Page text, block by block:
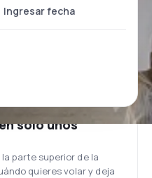
solo unos
parte superior de la
quieres volar y deja